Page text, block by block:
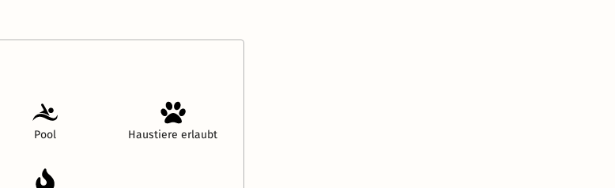
Pool Haustiere erlaubt